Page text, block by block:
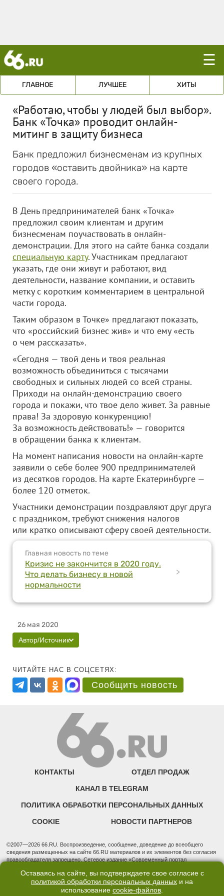
☰
ГЛАВНОЕ ЛУЧШЕЕ ХИТЫ
«Работаю, чтобы у людей был выбор».
Банк «Точка» проводит онлайн-
митинг в защиту бизнеса
Банк предложил бизнесменам из крупных
городов «оставить двойника» на карте
своего города.
В День предпринимателей банк «Точка»
предложил своим клиентам и другим
бизнесменам поучаствовать в онлайн-
демонстрации. Для этого на сайте банка создали
специальную карту. Участникам предлагают
указать, где они живут и работают, вид
деятельности, название компании, и оставить
метку с коротким комментарием в центральной
части города.
Таким образом в Точке» предлагают показать,
что «российский бизнес жив» и что ему «есть
о чем рассказать».
«Сегодня — твой день и твоя реальная
возможность объединиться с тысячами
свободных и сильных людей со всей страны.
Приходи на онлайн-демонстрацию своего
города и покажи, что твое дело живет. За равные
права! За здоровую конкуренцию!
За возможность действовать!» — говорится
в обращении банка к клиентам.
На момент написания новости на онлайн-карте
заявили о себе более 900 предпринимателей
из десятков городов. На карте Екатеринбурге —
более 120 отметок.
Участники демонстрации поздравляют друг друга
с праздником, требуют снижения налогов
или кратко описывают сферу своей деятельности.
Главная новость по теме
Кризис не закончится в 2020 году.
Что делать бизнесу в новой
нормальности
>
26 мая 2020
Автор/Источник
ЧИТАЙТЕ НАС В СОЦСЕТЯХ:
Сообщить новость
КОНТАКТЫ ОТДЕЛ ПРОДАЖ
КАНАЛ В TELEGRAM
ПОЛИТИКА ОБРАБОТКИ ПЕРСОНАЛЬНЫХ ДАННЫХ
COOKIE НОВОСТИ ПАРТНЕРОВ
©2007—2026 66.RU. Воспроизведение, сообщение, доведение до всеобщего
сведения размещенных на сайте 66.RU материалов и их элементов без согласия
правообладателя запрещено. Сетевое издание «Современный портал
надзору в сфере связи, информационных технологий и массовых коммуникаций
(Роскомнадзор). Регистрационный номер ЭЛ № ФС 77 - 76634 от 02.09.2019
Учредитель: Общество с ограниченной ответственностью "66.ру". Юридический
Оставаясь на сайте, вы подтверждаете свое согласие с
политикой обработки персональных данных и на
использование cookie-файлов.